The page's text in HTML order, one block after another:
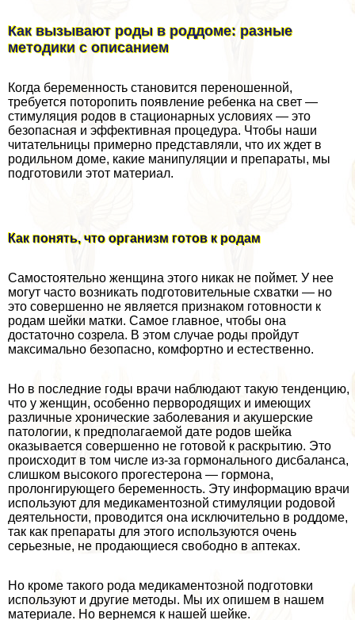
Как вызывают роды в роддоме: разные
методики с описанием
Когда беременность становится переношенной,
требуется поторопить появление ребенка на свет —
стимуляция родов в стационарных условиях — это
безопасная и эффективная процедypa. Чтобы наши
читательницы примерно представляли, что их ждет в
родильном доме, какие манипуляции и препараты, мы
подготовили этот материал.
Как понять, что организм готов к родам
Самостоятельно женщина этого никак не поймет. У нее
могут часто возникать подготовительные схватки — но
это совершенно не является признаком готовности к
родам шейки матки. Самое главное, чтобы она
достаточно созрела. В этом случае роды пройдут
максимально безопасно, комфортно и естественно.
Но в последние годы врачи наблюдают такую тенденцию,
что у женщин, особенно первородящих и имеющих
различные хронические заболевания и акушерские
патологии, к предполагаемой дате родов шейка
оказывается совершенно не готовой к раскрытию. Это
происходит в том числе из-за гормонального дисбаланса,
слишком высокого прогестерона — гормона,
пролонгирующего беременность. Эту информацию врачи
используют для медикаментозной стимуляции родовой
деятельности, проводится она исключительно в роддоме,
так как препараты для этого используются очень
серьезные, не продающиеся свободно в аптеках.
Но кроме такого рода медикаментозной подготовки
используют и другие методы. Мы их опишем в нашем
материале. Но вернемся к нашей шейке.